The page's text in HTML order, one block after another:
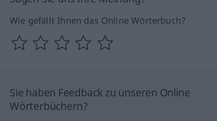
Wie gefällt Ihnen das Online Wörterbuch?
Sie haben Feedback zu unseren Online
Wörterbüchern?